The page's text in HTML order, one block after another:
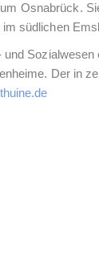
Osnabrück.
südlichen
Der in